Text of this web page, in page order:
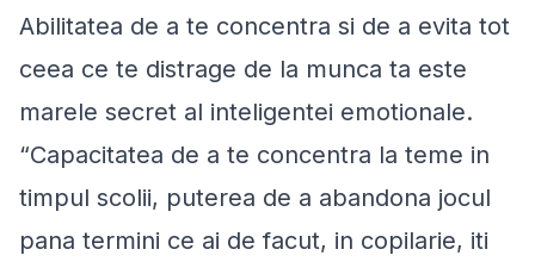
Abilitatea de a te concentra si de a evita tot
ceea ce te distrage de la munca ta este
marele secret al inteligentei emotionale.
“Capacitatea de a te concentra la teme in
timpul scolii, puterea de a abandona jocul
pana termini ce ai de facut, in copilarie, iti